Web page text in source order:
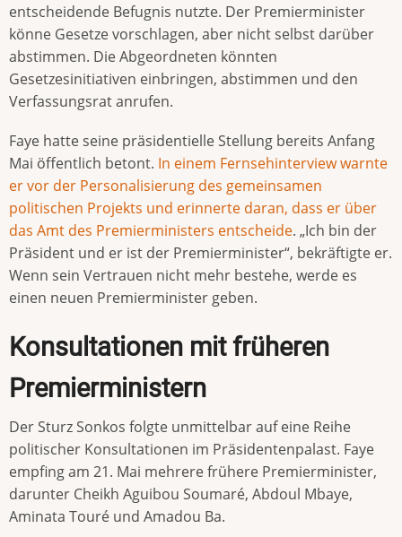
entscheidende Befugnis nutzte. Der Premierminister
könne Gesetze vorschlagen, aber nicht selbst darüber
abstimmen. Die Abgeordneten könnten
Gesetzesinitiativen einbringen, abstimmen und den
Verfassungsrat anrufen.
Faye hatte seine präsidentielle Stellung bereits Anfang
Mai öffentlich betont. In einem Fernsehinterview warnte
er vor der Personalisierung des gemeinsamen
politischen Projekts und erinnerte daran, dass er über
das Amt des Premierministers entscheide. „Ich bin der
Präsident und er ist der Premierminister“, bekräftigte er.
Wenn sein Vertrauen nicht mehr bestehe, werde es
einen neuen Premierminister geben.
Konsultationen mit früheren
Premierministern
Der Sturz Sonkos folgte unmittelbar auf eine Reihe
politischer Konsultationen im Präsidentenpalast. Faye
empfing am 21. Mai mehrere frühere Premierminister,
darunter Cheikh Aguibou Soumaré, Abdoul Mbaye,
Aminata Touré und Amadou Ba.